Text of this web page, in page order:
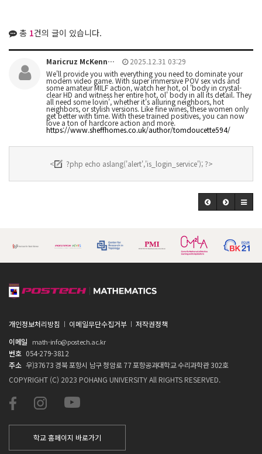
총 1건의 글이 있습니다.
Maricruz McKenn…
2025.12.31 03:29
We'll provide you with everything you need to dominate your
modern video game. With super immersive POV sex vids and
some amateur MILF action, watch her hot, ol 'body in crystal-
clear HD and witness her entire hot, ol' body in all its detail. They
all need some lovin', whether it's alluring neighbors, hot
neighbors, or stylish versions. Like fine wines, these women only
get better with time. With these trained positives, you can now
love a ton of hardcore action and more.
https://www.sheffhomes.co.uk/author/tomdoucette594/
< ?php echo aslang('alert','is_login_service'); ?>
개인정보처리방침 이메일무단수집거부
저작권정책
이메일
math-info@postech.ac.kr
번호 054-279-3812
주소 우)37673 경북 포항시 남구 청암로 77 포항공과대학교 수리과학관 302호
COPYRIGHT (C) 2023 POHANG UNIVERSITY All RIGHTS RESERVED.
학교 홈페이지 바로가기